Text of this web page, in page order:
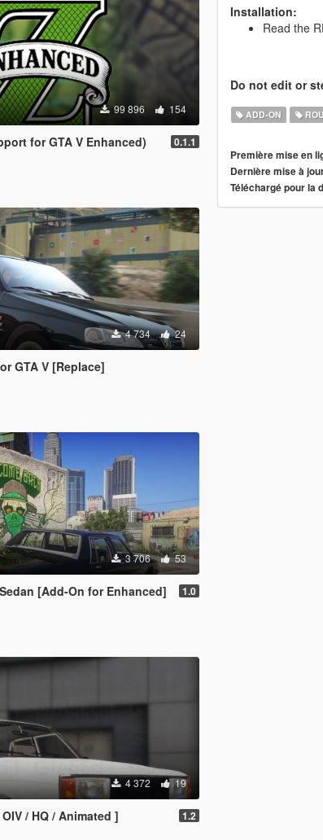
99 896 154
for GTA V Enhanced) 0.1.1
4 734 24
GTA V [Replace]
3 706 53
[Add-On for Enhanced] 1.0
4 372 19
/ HQ / Animated ] 1.2
Installation:
Read the
Do not edit or
ADD-ON
Première mise en
Dernière mise à
Téléchargé pour la